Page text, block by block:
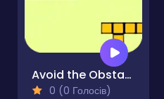
Avoid the Obstacles
0 (0 Голосів)